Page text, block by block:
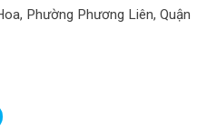
Phường Phương Liên, Quận